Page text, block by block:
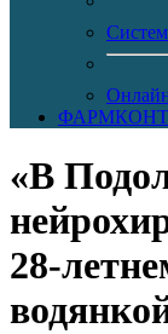
«В
28-